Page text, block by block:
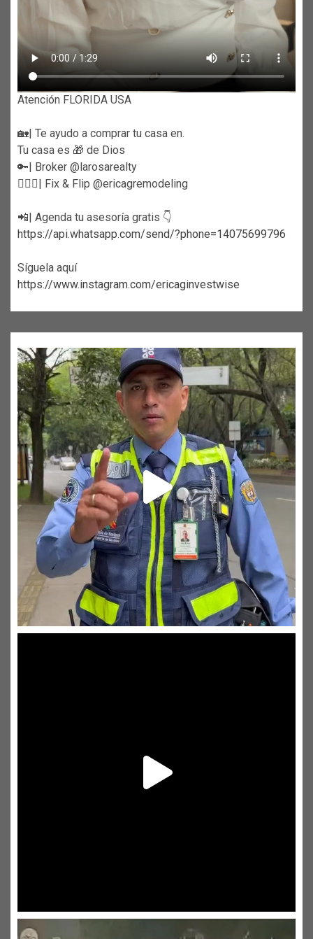
Atención FLORIDA USA
🏡| Te ayudo a comprar tu casa en.
Tu casa es 🎁 de Dios
🔑| Broker @larosarealty
👷🏼‍♀️| Fix & Flip @ericagremodeling
📲| Agenda tu asesoría gratis 👇
https://api.whatsapp.com/send/?phone=14075699796
Síguela aquí
https://www.instagram.com/ericaginvestwise